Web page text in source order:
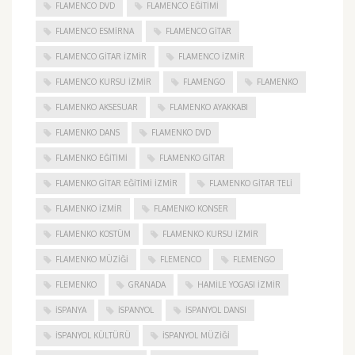
FLAMENCO DVD FLAMENCO EĞITIMI
FLAMENCO ESMIRNA FLAMENCO GITAR
FLAMENCO GITAR İZMIR FLAMENCO IZMIR
FLAMENCO KURSU İZMIR FLAMENGO FLAMENKO
FLAMENKO AKSESUAR FLAMENKO AYAKKABI
FLAMENKO DANS FLAMENKO DVD
FLAMENKO EĞITIMI FLAMENKO GITAR
FLAMENKO GITAR EĞITIMI İZMIR FLAMENKO GITAR TELI
FLAMENKO IZMIR FLAMENKO KONSER
FLAMENKO KOSTÜM FLAMENKO KURSU İZMIR
FLAMENKO MÜZIĞI FLEMENCO FLEMENGO
FLEMENKO GRANADA HAMILE YOGASI İZMIR
ISPANYA İSPANYOL İSPANYOL DANSI
İSPANYOL KÜLTÜRÜ İSPANYOL MÜZIĞI